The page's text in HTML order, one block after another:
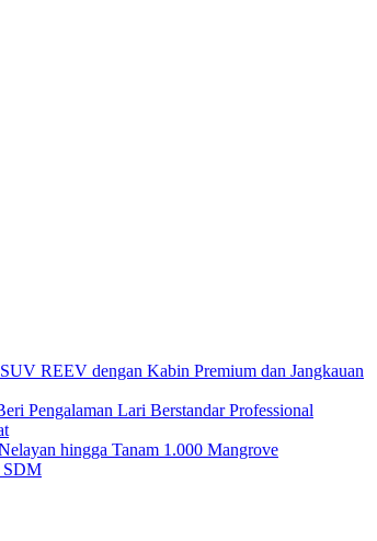
REEV dengan Kabin Premium dan Jangkauan
Pengalaman Lari Berstandar Professional
hingga Tanam 1.000 Mangrove
SDM